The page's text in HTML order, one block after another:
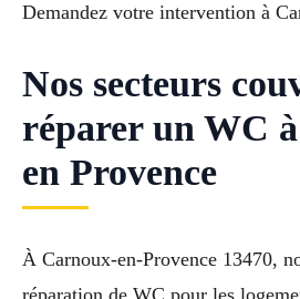
Demandez votre intervention à
Nos secteurs
réparer un WC
en Provence
À Carnoux-en-Provence 13470,
réparation de WC pour les